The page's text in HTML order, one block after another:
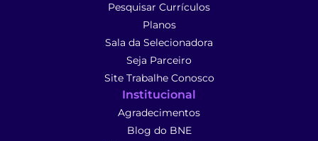
Pesquisar Currículos
Planos
Sala da Selecionadora
Seja Parceiro
Site Trabalhe Conosco
Institucional
Agradecimentos
Blog do BNE